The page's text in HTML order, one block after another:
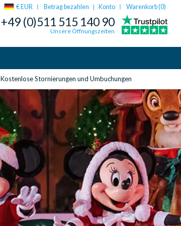
€ EUR Betrag bezahlen | Konto Warenkorb (0)
+49 (0)511 515 140 90
Unsere Öffnungszeiten
Kostenlose Stornierungen und Umbuchungen